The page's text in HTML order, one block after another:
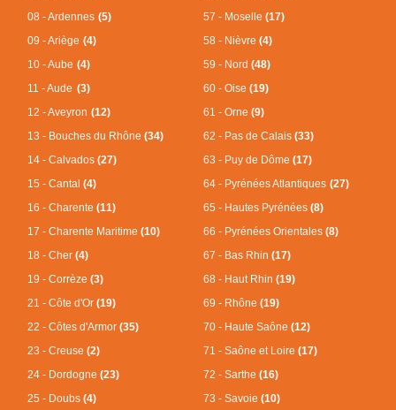
08 - Ardennes(5)
09 - Ariège(4)
10 - Aube(4)
11 - Aude(3)
12 - Aveyron(12)
13 - Bouches du Rhône(34)
14 - Calvados(27)
15 - Cantal(4)
16 - Charente(11)
17 - Charente Maritime(10)
18 - Cher(4)
19 - Corrèze(3)
21 - Côte d'Or(19)
22 - Côtes d'Armor(35)
23 - Creuse(2)
24 - Dordogne(23)
25 - Doubs(4)
57 - Moselle (17)
58 - Nièvre (4)
59 - Nord (48)
60 - Oise (19)
61 - Orne (9)
62 - Pas de Calais (33)
63 - Puy de Dôme (17)
64 - Pyrénées Atlantiques (27)
65 - Hautes Pyrénées (8)
66 - Pyrénées Orientales (8)
67 - Bas Rhin (17)
68 - Haut Rhin (19)
69 - Rhône (19)
70 - Haute Saône (12)
71 - Saône et Loire (17)
72 - Sarthe (16)
73 - Savoie (10)